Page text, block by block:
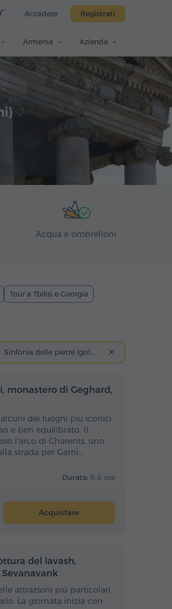
Accedere Registrati
Armenia Azienda
Acqua e ombrelloni
Tour a Tbilisi e Georgia
Sinfonia delle pietre (gola di Garni)
Mezza giornata
monastero di Geghard,
dei luoghi più iconici
e ben equilibrato. Il
l'arco di Charents, uno
strada per Garni…
Durata: 5-6 ore
Acquistare
del lavash,
attrazioni più particolari
La giornata inizia con